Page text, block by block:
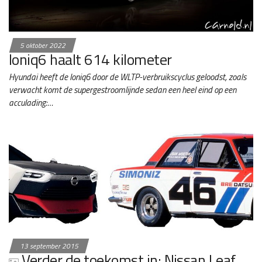
5 oktober 2022
Ioniq6 haalt 614 kilometer
Hyundai heeft de Ioniq6 door de WLTP-verbruikscyclus geloodst, zoals
verwacht komt de supergestroomlijnde sedan een heel eind op een
acculading:…
13 september 2015